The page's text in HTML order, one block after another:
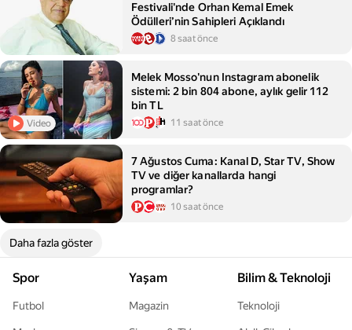
Festivali'nde Orhan Kemal Emek
Ödülleri’nin Sahipleri Açıklandı
8 saat önce
Video
Melek Mosso'nun Instagram abonelik
sistemi: 2 bin 804 abone, aylık gelir 112
bin TL
11 saat önce
7 Ağustos Cuma: Kanal D, Star TV, Show
TV ve diğer kanallarda hangi
programlar?
10 saat önce
Daha fazla göster
Spor
Futbol
Yaşam
Magazin
Bilim & Teknoloji
Teknoloji